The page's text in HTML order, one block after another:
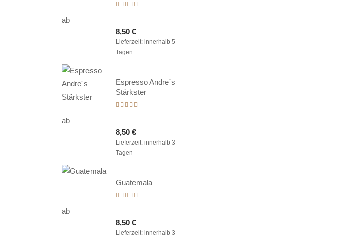
von 5
ab
8,50 €
Lieferzeit: innerhalb 5
Tagen
Espresso Andre´s
Stärkster
von 5
ab
8,50 €
Lieferzeit: innerhalb 3
Tagen
Guatemala
von 5
ab
8,50 €
Lieferzeit: innerhalb 3